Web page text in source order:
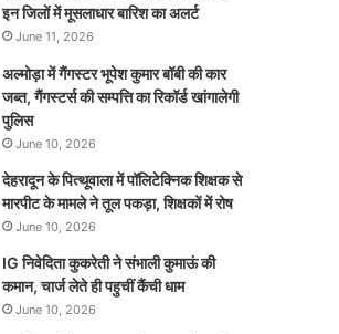
इन जिलों में मूसलाधार बारिश का अलर्ट
June 11, 2026
अल्मोड़ा में गैंगस्टर भूपेश कुमार बॉबी की कार
जब्त, गैंगस्टर्स की सम्पत्ति का रिकॉर्ड खांगालेगी
पुलिस
June 10, 2026
देहरादून के पित्थूवाला में पॉलिटेक्निक शिक्षक से
मारपीट के मामले ने तूल पकड़ा, शिक्षकों में रोष
June 10, 2026
IG निवेदिता कुकरेती ने संभाली कुमाऊं की
कमान, चार्ज लेते ही पहुचीं कैंची धाम
June 10, 2026